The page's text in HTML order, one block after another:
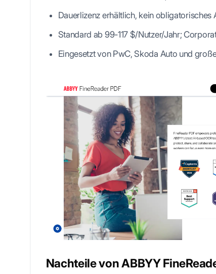
Dauerlizenz erhältlich, kein obligatorisches
Standard ab 99-117 $/Nutzer/Jahr;
Eingesetzt von PwC, Skoda Auto und
Nachteile von ABBYY